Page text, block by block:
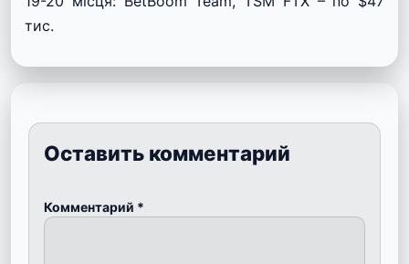
тис.
Оставить комментарий
Комментарий *